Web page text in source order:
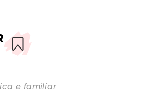
e familiar